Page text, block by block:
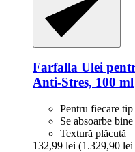
Farfalla Ulei
Anti-​Stres, 100 ml
Pentru fiecare
Se absoarbe bine
Textură plăcută
132,99 lei (1.329,90